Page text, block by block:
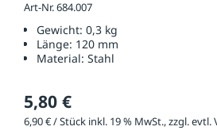
Art-Nr. 684.007
Gewicht: 0,3 kg
Länge: 120 mm
Material: Stahl
5,80 €
6,90 € / Stück inkl. 19 % MwSt., zzgl.